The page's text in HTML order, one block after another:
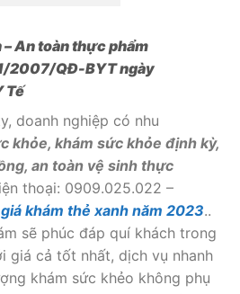
An toàn thực phẩm
2007/QĐ-BYT ngày
Tế
doanh nghiệp có nhu
khỏe, khám sức khỏe định kỳ,
an toàn vệ sinh thực
thoại: 0909.025.022 –
giá khám thẻ xanh năm 2023..
sẽ phúc đáp quí khách trong
giá cả tốt nhất, dịch vụ nhanh
khám sức khẻo không phụ